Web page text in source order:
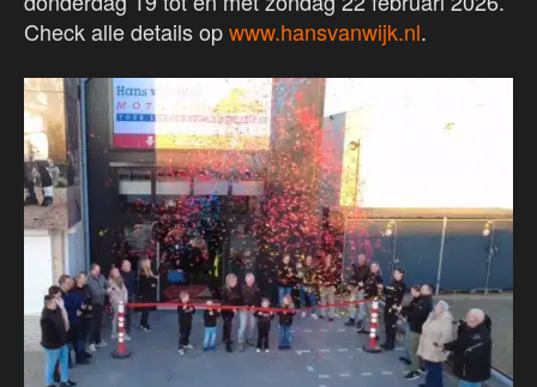
Check alle details opwww.hansvanwijk.nl.